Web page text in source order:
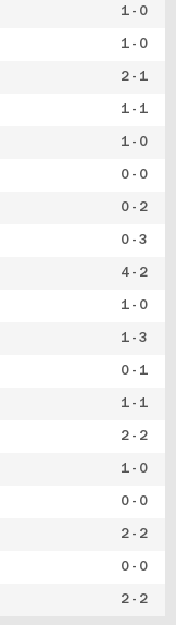
1 - 0
1 - 0
2 - 1
1 - 1
1 - 0
0 - 0
0 - 2
0 - 3
4 - 2
1 - 0
1 - 3
0 - 1
1 - 1
2 - 2
1 - 0
0 - 0
2 - 2
0 - 0
2 - 2